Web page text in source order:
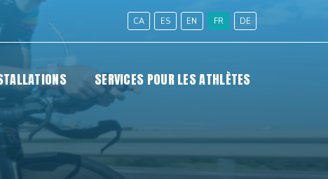
CA ES EN FR DE
SERVICES POUR LES ATHLÈTES